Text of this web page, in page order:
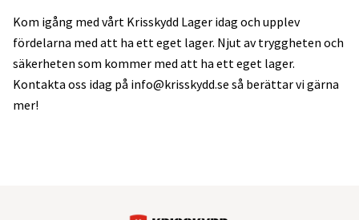
Kom igång med vårt Krisskydd Lager idag och upplev
fördelarna med att ha ett eget lager. Njut av tryggheten och
säkerheten som kommer med att ha ett eget lager.
Kontakta oss idag på info@krisskydd.se så berättar vi gärna
mer!